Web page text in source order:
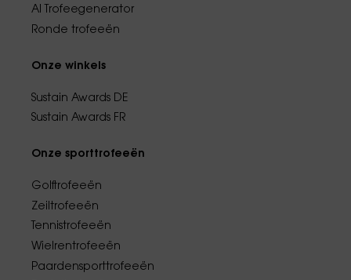
AI Trofeegenerator
Ronde trofeeën
Onze winkels
Sustain Awards DE
Sustain Awards FR
Onze sporttrofeeën
Golftrofeeën
Zeiltrofeeën
Tennistrofeeën
Wielrentrofeeën
Paardensporttrofeeën